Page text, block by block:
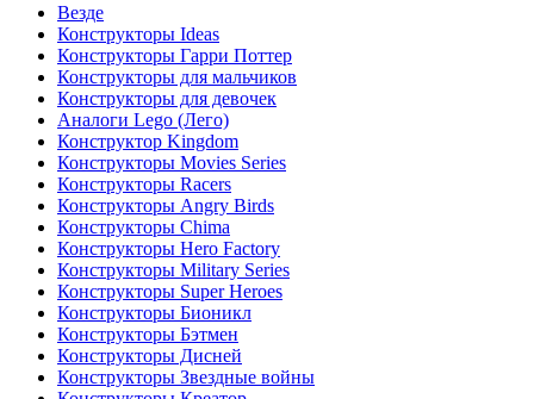
Везде
Конструкторы Ideas
Конструкторы Гарри Поттер
Конструкторы для мальчиков
Конструкторы для девочек
Аналоги Lego (Лего)
Конструктор Kingdom
Конструкторы Movies Series
Конструкторы Racers
Конструкторы Angry Birds
Конструкторы Chima
Конструкторы Hero Factory
Конструкторы Military Series
Конструкторы Super Heroes
Конструкторы Бионикл
Конструкторы Бэтмен
Конструкторы Дисней
Конструкторы Звездные войны